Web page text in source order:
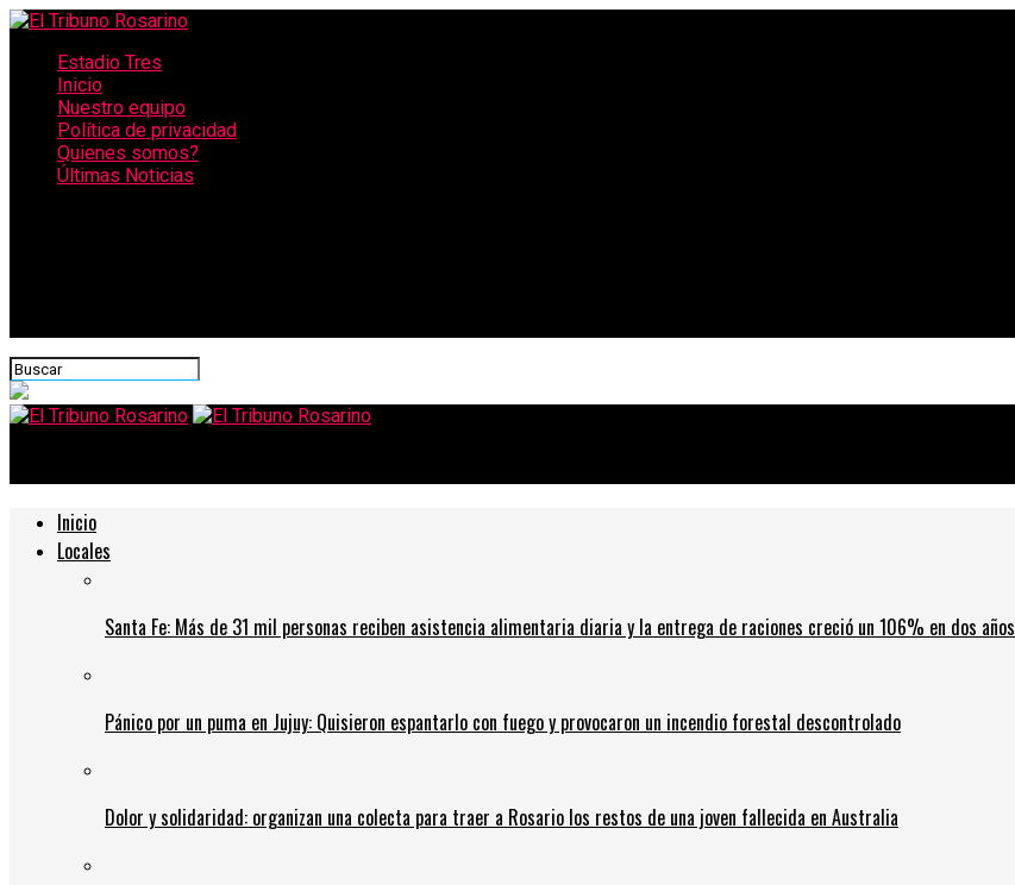
Estadio Tres
Inicio
Nuestro equipo
Política de privacidad
Quienes somos?
Últimas Noticias
Inicio
Locales
Santa Fe: Más de 31 mil personas reciben asistencia alimentaria diaria y la entrega de raciones creció un 106% en dos años
Pánico por un puma en Jujuy: Quisieron espantarlo con fuego y provocaron un incendio forestal descontrolado
Dolor y solidaridad: organizan una colecta para traer a Rosario los restos de una joven fallecida en Australia